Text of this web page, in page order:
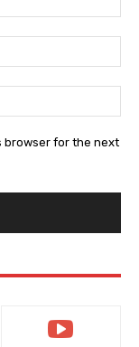
browser for the next